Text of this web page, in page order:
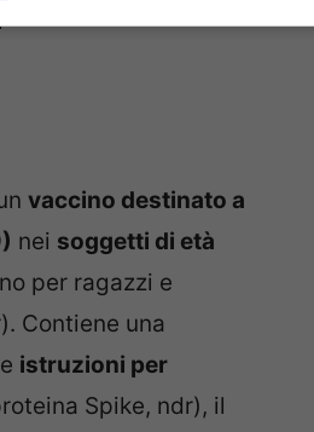
(FAQ). Eccole.
vaccino destinato a
nei soggetti di età
per ragazzi e
Contiene una
istruzioni per
Spike, ndr), il